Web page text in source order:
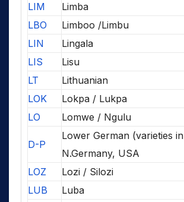
LIM
Limba
LBO
Limboo /Limbu
LIN
Lingala
LIS
Lisu
LT
Lithuanian
LOK
Lokpa / Lukpa
LO
Lomwe / Ngulu
D-P
Lower German (varieties in
N.Germany, USA
LOZ
Lozi / Silozi
LUB
Luba